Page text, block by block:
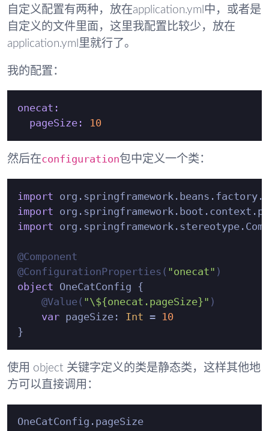
自定义配置有两种，放在application.yml中，或者是
自定义的文件里面，这里我配置比较少，放在
application.yml里就行了。
我的配置：
onecat:
pageSize:
10
然后在configuration包中定义一个类：
import org.springframework.beans.factory.
import
import
@Component
@ConfigurationProperties( "onecat" )
object OneCatConfig {
@Value( "\${onecat.pageSize}" )
var pageSize: Int = 10
使用 object 关键字定义的类是静态类，这样其他地
方可以直接调用：
OneCatConfig.pageSize